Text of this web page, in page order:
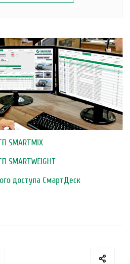
SMARTMIX
SMARTWEIGHT
доступа СмартДеск